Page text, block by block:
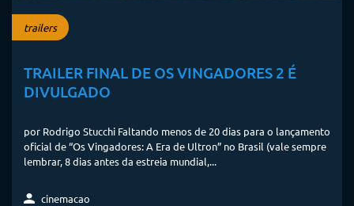
trailers
TRAILER FINAL DE OS VINGADORES 2 É
DIVULGADO
por Rodrigo Stucchi Faltando menos de 20 dias para o lançamento
oficial de “Os Vingadores: A Era de Ultron” no Brasil (vale sempre
lembrar, 8 dias antes da estreia mundial,...
cinemacao